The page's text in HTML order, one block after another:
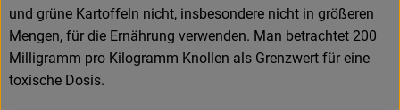
und grüne Kartoffeln nicht, insbesondere nicht in größeren
Mengen, für die Ernährung verwenden. Man betrachtet 200
Milligramm pro Kilogramm Knollen als Grenzwert für eine
toxische Dosis.